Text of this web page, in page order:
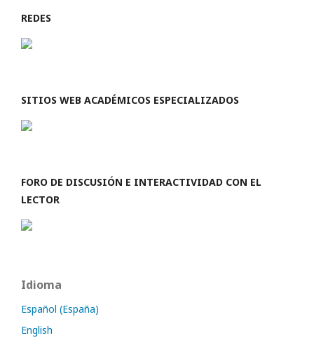
REDES
SITIOS WEB ACADÉMICOS ESPECIALIZADOS
FORO DE DISCUSIÓN E INTERACTIVIDAD CON EL
LECTOR
Idioma
Español (España)
English